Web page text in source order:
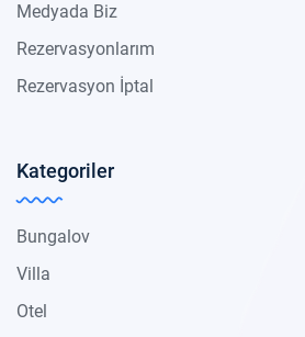
Medyada Biz
Rezervasyonlarım
Rezervasyon İptal
Kategoriler
Bungalov
Villa
Otel